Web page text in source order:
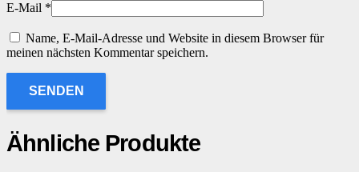
E-Mail *
Name, E-Mail-Adresse und Website in diesem Browser für
meinen nächsten Kommentar speichern.
Ähnliche Produkte